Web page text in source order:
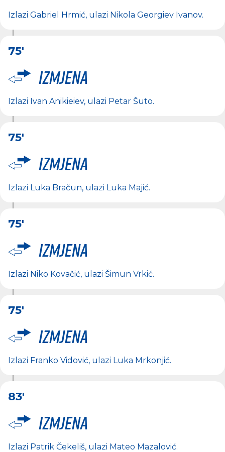
Izlazi Gabriel Hrmić, ulazi Nikola Georgiev Ivanov.
75'
Izmjena
Izlazi Ivan Anikieiev, ulazi Petar Šuto.
75'
Izmjena
Izlazi Luka Bračun, ulazi Luka Majić.
75'
Izmjena
Izlazi Niko Kovačić, ulazi Šimun Vrkić.
75'
Izmjena
Izlazi Franko Vidović, ulazi Luka Mrkonjić.
83'
Izmjena
Izlazi Patrik Čekeliš, ulazi Mateo Mazalović.